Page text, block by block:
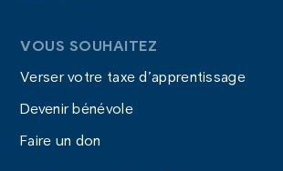
VOUS SOUHAITEZ
Verser votre taxe d’apprentissage
Devenir bénévole
Faire un don